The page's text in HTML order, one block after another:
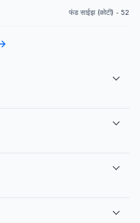
फंड साईझ (कोटी) - 52